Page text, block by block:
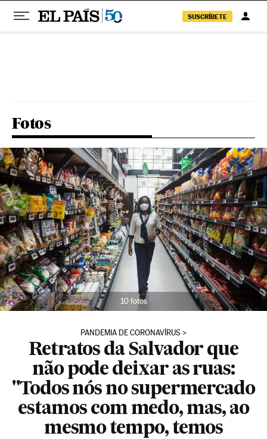
SUSCRÍBETE
Fotos
10 fotos
PANDEMIA DE CORONAVÍRUS
Retratos da Salvador que
não pode deixar as ruas:
"Todos nós no supermercado
estamos com medo, mas, ao
mesmo tempo, temos